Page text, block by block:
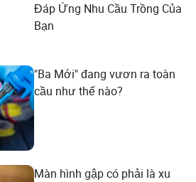
Đáp Ứng Nhu Cầu Trồng Của
Bạn
"Ba Mới" đang vươn ra toàn
cầu như thế nào?
Màn hình gập có phải là xu